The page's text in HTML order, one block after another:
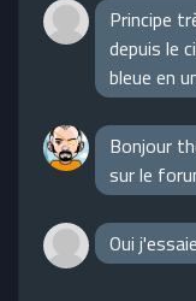
Principe
depuis le
bleue en
Bonjour
sur le
Oui